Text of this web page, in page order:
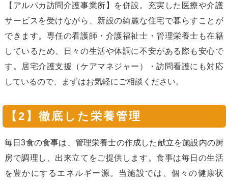
【アルパカ訪問介護事業所】を併設。充実した医療や介護
サービスを受けながら、新設の綺麗な住宅で暮らすことが
できます。専任の看護師・介護福祉士・管理栄養士も在籍
しているため、日々の生活や体調に不安がある際も安心で
す。居宅介護支援（ケアマネジャー）・訪問看護にも対応
しているので、まずはお気軽にご相談ください。
【2】徹底した栄養管理
毎日3食の食事は、管理栄養士の作成した献立を施設内の厨
房で調理し、出来立てをご提供します。食事は毎日の生活
を豊かにするエネルギー源。当施設では、個々の健康状